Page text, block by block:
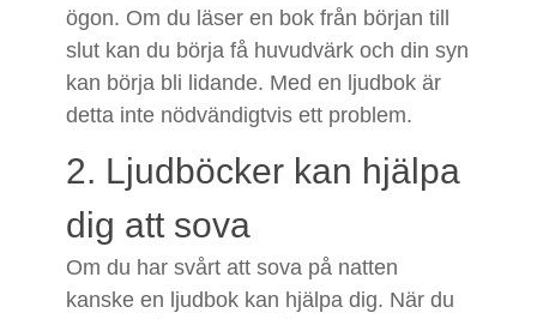
ögon. Om du läser en bok från början till
slut kan du börja få huvudvärk och din syn
kan börja bli lidande. Med en ljudbok är
detta inte nödvändigtvis ett problem.
2. Ljudböcker kan hjälpa
dig att sova
Om du har svårt att sova på natten
kanske en ljudbok kan hjälpa dig. När du